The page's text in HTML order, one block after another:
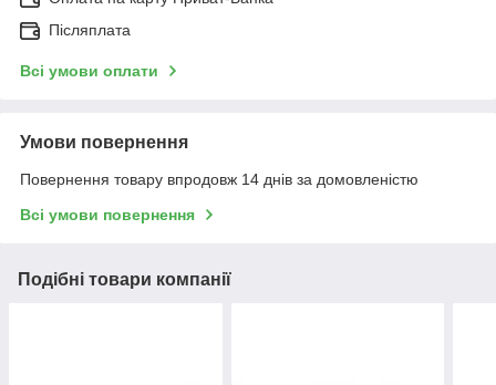
Післяплата
Всі умови оплати
Умови повернення
Повернення товару впродовж 14 днів за домовленістю
Всі умови повернення
Подібні товари компанії